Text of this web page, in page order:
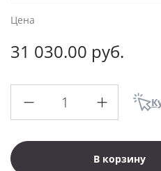
Цена
31 030.00 руб.
В корзину